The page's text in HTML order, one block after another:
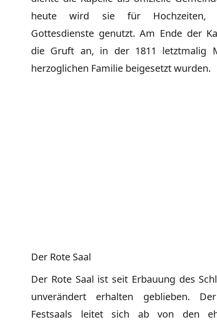
heute wird sie für Hochzeiten,
Gottesdienste genutzt. Am Ende der
die Gruft an, in der 1811 letztmalig
herzoglichen Familie beigesetzt wurden.
Der Rote Saal
Der Rote Saal ist seit Erbauung des
unverändert erhalten geblieben.
Festsaals leitet sich ab von den